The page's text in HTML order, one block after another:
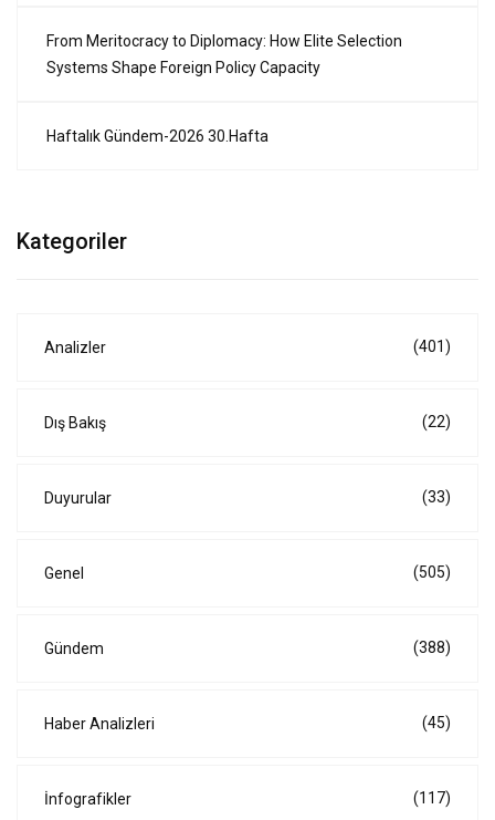
From Meritocracy to Diplomacy: How Elite Selection
Systems Shape Foreign Policy Capacity
Haftalık Gündem-2026 30.Hafta
Kategoriler
Analizler (401)
Dış Bakış (22)
Duyurular (33)
Genel (505)
Gündem (388)
Haber Analizleri (45)
İnfografikler (117)